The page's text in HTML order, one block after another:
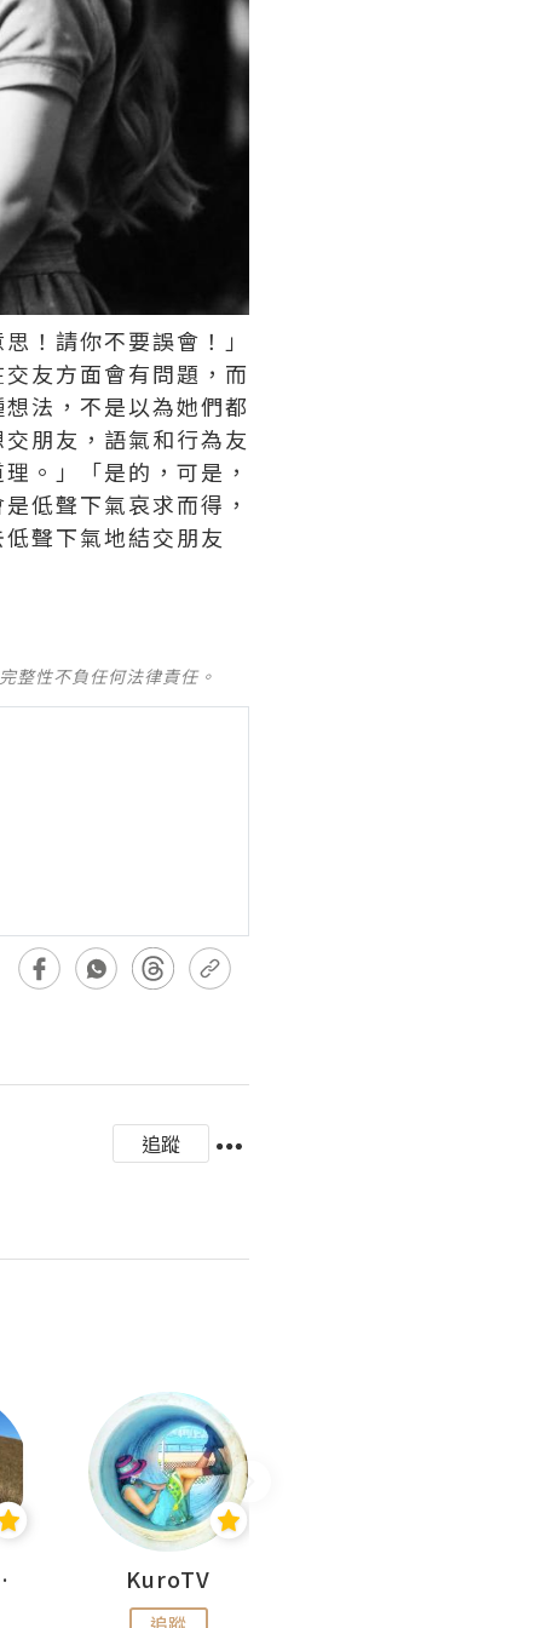
！請你不要誤會！」
友方面會有問題，而
法，不是以為她們都
朋友，語氣和行為友
。」「是的，可是，
低聲下氣哀求而得，
聲下氣地結交朋友
整性不負任何法律責任。
追蹤
走 KuroTV